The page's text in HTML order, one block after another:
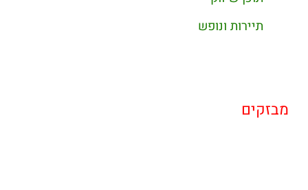
תיירות ונופש
מבזקים